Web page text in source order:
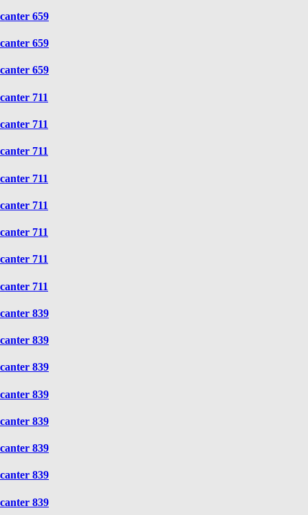
canter 659
canter 659
canter 659
canter 711
canter 711
canter 711
canter 711
canter 711
canter 711
canter 711
canter 711
canter 839
canter 839
canter 839
canter 839
canter 839
canter 839
canter 839
canter 839